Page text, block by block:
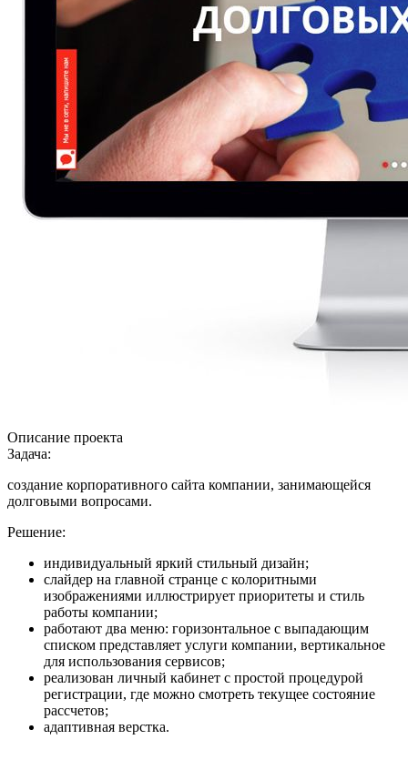
Описание проекта
Задача:
создание корпоративного сайта компании, занимающейся
долговыми вопросами.
Решение:
индивидуальный яркий стильный дизайн;
слайдер на главной странце с колоритными
изображениями иллюстрирует приоритеты и стиль
работы компании;
работают два меню: горизонтальное с выпадающим
списком представляет услуги компании, вертикальное
для использования сервисов;
реализован личный кабинет с простой процедурой
регистрации, где можно смотреть текущее состояние
рассчетов;
адаптивная верстка.